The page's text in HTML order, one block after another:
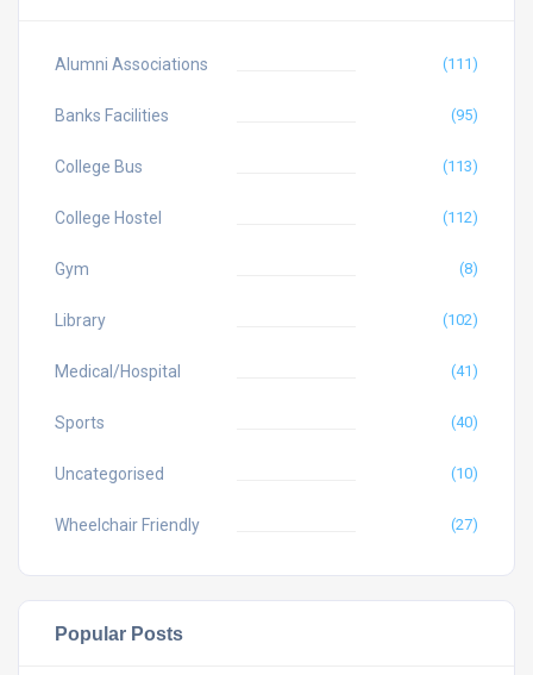
Alumni Associations (111)
Banks Facilities (95)
College Bus (113)
College Hostel (112)
Gym (8)
Library (102)
Medical/Hospital (41)
Sports (40)
Uncategorised (10)
Wheelchair Friendly (27)
Popular Posts